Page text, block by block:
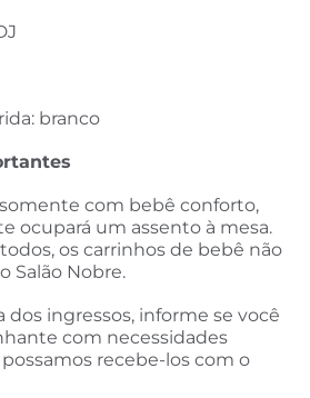
branco
somente com bebê conforto,
ocupará um assento à mesa.
os carrinhos de bebê não
Salão Nobre.
dos ingressos, informe se você
com necessidades
recebe-los com o